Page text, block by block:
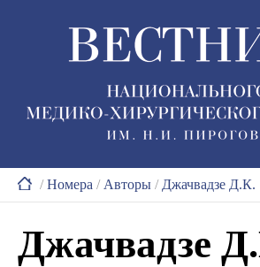
/Номера / Авторы / Джачвадзе Д.К.
Джачвадзе